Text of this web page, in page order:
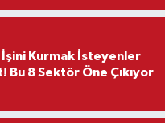
İşini Kurmak İsteyenler
Bu 8 Sektör Öne Çıkıyor